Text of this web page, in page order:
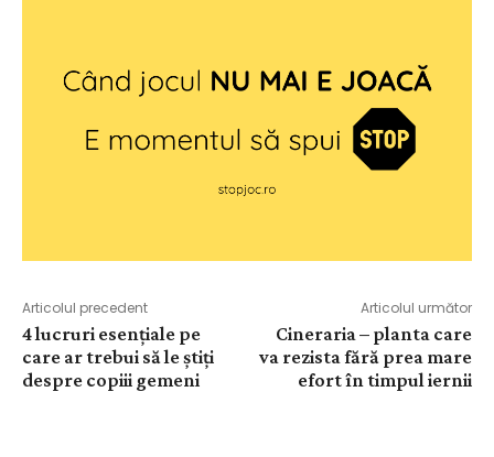
Articolul precedent
4 lucruri esențiale pe
care ar trebui să le știți
despre copiii gemeni
Articolul următor
Cineraria – planta care
va rezista fără prea mare
efort în timpul iernii